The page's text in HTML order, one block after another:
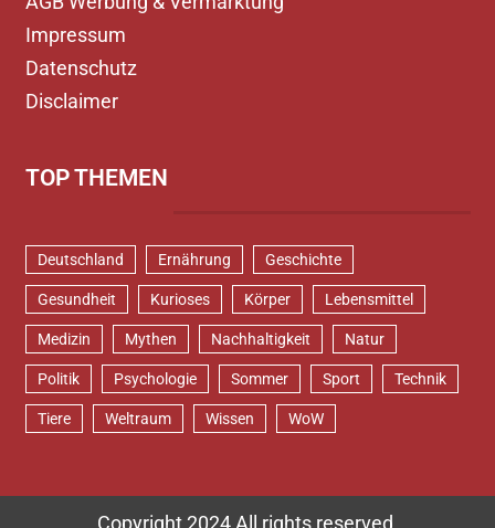
Impressum
Datenschutz
Disclaimer
TOP THEMEN
Deutschland Ernährung Geschichte
Gesundheit Kurioses Körper Lebensmittel
Medizin Mythen Nachhaltigkeit Natur
Politik Psychologie Sommer Sport Technik
Tiere Weltraum Wissen WoW